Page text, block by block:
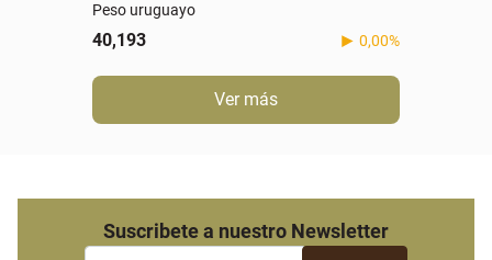
Peso uruguayo
40,193 0,00%
Ver más
Suscribete a nuestro Newsletter